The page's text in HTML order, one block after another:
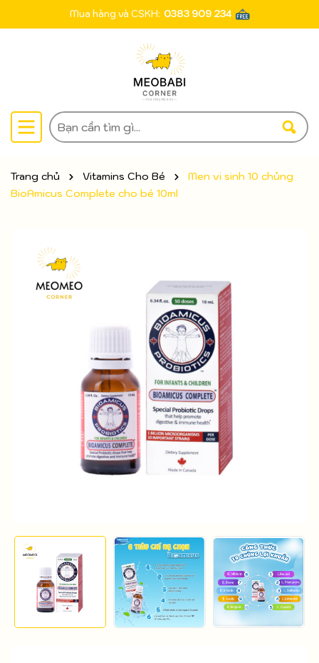
Mua hàng và CSKH: 0383 909 234
Trang chủ Vitamins Cho Bé
Men vi sinh 10 chủng
BioAmicus Complete cho bé 10ml